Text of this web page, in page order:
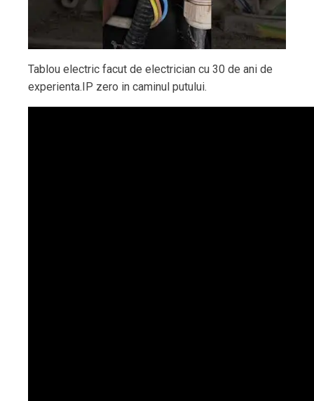
Tablou electric facut de electrician cu 30 de ani de
experienta.IP zero in caminul putului.